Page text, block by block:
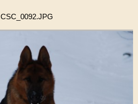
CSC_0092.JPG